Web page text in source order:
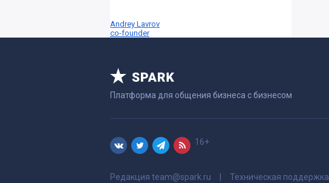
Andrey Lavrov
co-founder
Платформа для общения бизнеса с бизнесом
16+
Редакция team@spark.ru Техническая поддержка